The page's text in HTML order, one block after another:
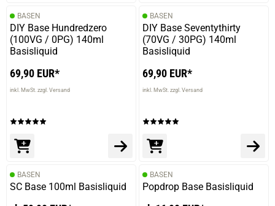
BASEN
DIY Base Hundredzero
(100VG / 0PG) 140ml
Basisliquid
69,90 EUR*
inkl. MwSt. zzgl. Versand
BASEN
DIY Base Seventythirty
(70VG / 30PG) 140ml
Basisliquid
69,90 EUR*
inkl. MwSt. zzgl. Versand
BASEN
SC Base 100ml Basisliquid
BASEN
Popdrop Base Basisliquid